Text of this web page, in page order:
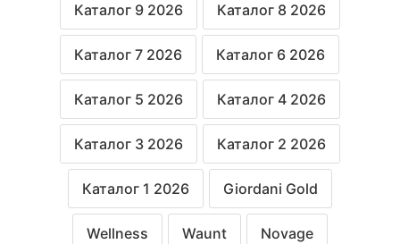
Каталог 9 2026 Каталог 8 2026
Каталог 7 2026 Каталог 6 2026
Каталог 5 2026 Каталог 4 2026
Каталог 3 2026 Каталог 2 2026
Каталог 1 2026 Giordani Gold
Wellness Waunt Novage